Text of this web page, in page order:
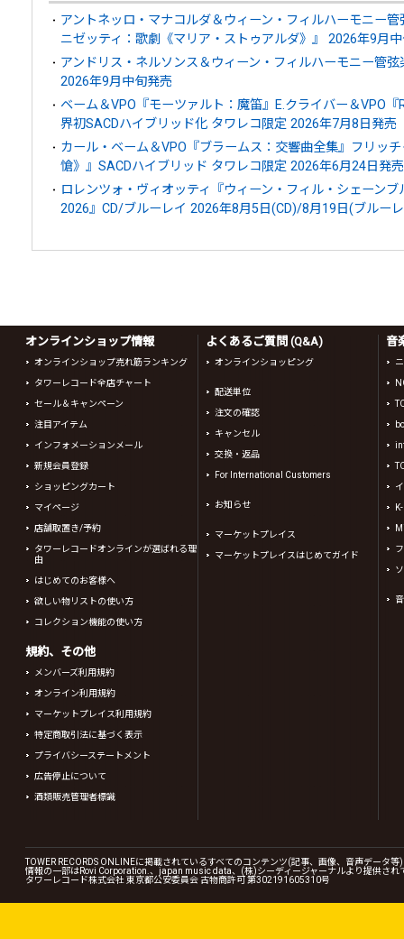
アントネッロ・マナコルダ＆ウィーン・フィルハーモニー
ニゼッティ：歌劇《マリア・ストゥアルダ》』 2026年9月
アンドリス・ネルソンス＆ウィーン・フィルハーモニー管
2026年9月中旬発売
ベーム＆VPO『モーツァルト：魔笛』E.クライバー＆VPO
界初SACDハイブリッド化 タワレコ限定 2026年7月8日発売
カール・ベーム＆VPO『ブラームス：交響曲全集』フリッ
愴》』SACDハイブリッド タワレコ限定 2026年6月24日発売
ロレンツォ・ヴィオッティ『ウィーン・フィル・シェーン
2026』CD/ブルーレイ 2026年8月5日(CD)/8月19日(ブルー
オンラインショップ情報
オンラインショップ売れ筋ランキング
タワーレコード全店チャート
セール＆キャンペーン
注目アイテム
インフォメーションメール
新規会員登録
ショッピングカート
マイページ
店舗取置き/予約
タワーレコードオンラインが選ばれる理
由
はじめてのお客様へ
欲しい物リストの使い方
コレクション機能の使い方
規約、その他
メンバーズ利用規約
オンライン利用規約
マーケットプレイス利用規約
特定商取引法に基づく表示
プライバシーステートメント
広告停止について
酒類販売管理者標識
よくあるご質問 (Q&A)
オンラインショッピング
配送単位
注文の確認
キャンセル
交換・返品
For International Customers
お知らせ
マーケットプレイス
マーケットプレイスはじめてガイド
音
TOWER RECORDS ONLINEに掲載されているすべてのコンテンツ(記事、画像、音声データ
情報の一部はRovi Corporation.、japan music data、(株)シーディージャーナルより提供され
タワーレコード株式会社 東京都公安委員会 古物商許可 第302191605310号